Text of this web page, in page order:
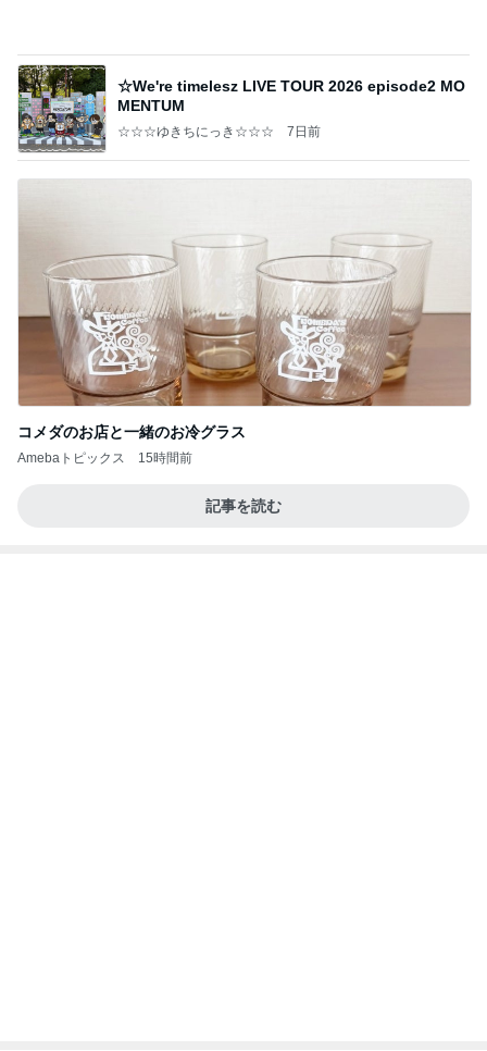
☆We're timelesz LIVE TOUR 2026 episode2 MO
MENTUM
☆☆☆ゆきちにっき☆☆☆ 7日前
コメダのお店と一緒のお冷グラス
Amebaトピックス 15時間前
記事を読む